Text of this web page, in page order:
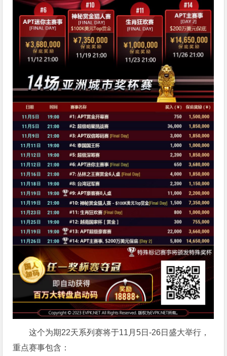
这个为期22天系列赛将于11月5日-26日盛大举行，
重点赛事包含：